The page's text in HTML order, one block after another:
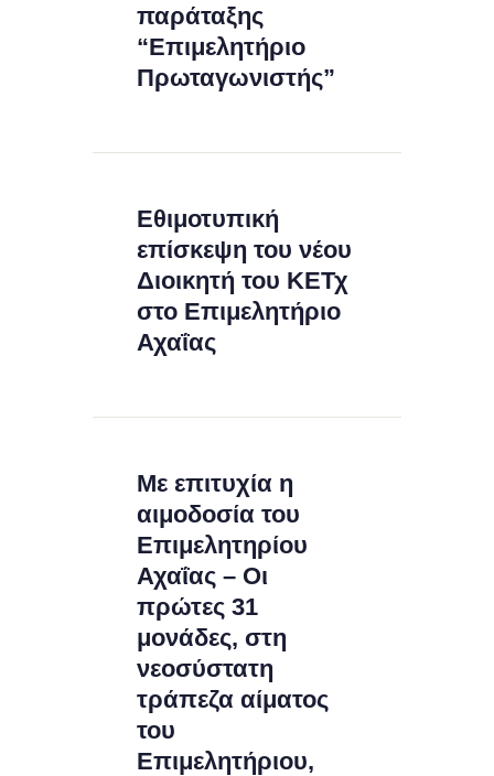
παράταξης
“Επιμελητήριο
Πρωταγωνιστής”
Εθιμοτυπική
επίσκεψη του νέου
Διοικητή του ΚΕΤχ
στο Επιμελητήριο
Αχαΐας
Με επιτυχία η
αιμοδοσία του
Επιμελητηρίου
Αχαΐας – Οι
πρώτες 31
μονάδες, στη
νεοσύστατη
τράπεζα αίματος
του
Επιμελητήριου,